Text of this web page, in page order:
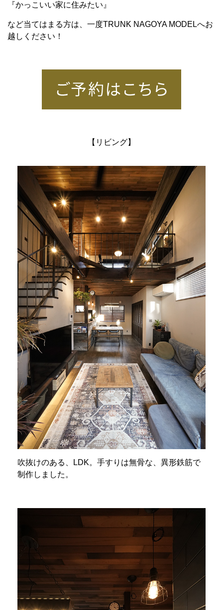
『かっこいい家に住みたい』
など当てはまる方は、一度TRUNK NAGOYA MODELへお
越しください！
【リビング】
吹抜けのある、LDK。手すりは無骨な、異形鉄筋で
制作しました。